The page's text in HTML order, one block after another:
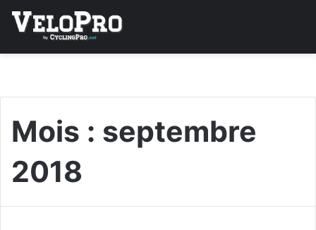
Mois : septembre
2018